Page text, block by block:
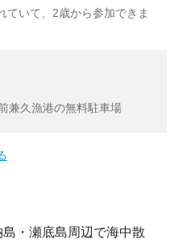
ていて、2歳から参加できま
兼久漁港の無料駐車場
・瀬底島周辺で海中散